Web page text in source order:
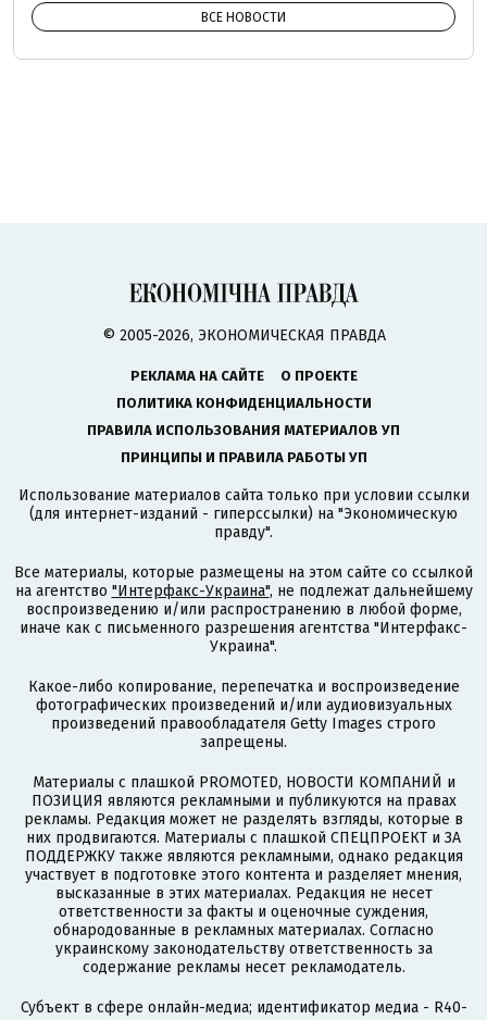
ВСЕ НОВОСТИ
© 2005-2026, ЭКОНОМИЧЕСКАЯ ПРАВДА
РЕКЛАМА НА САЙТЕ
О ПРОЕКТЕ
ПОЛИТИКА КОНФИДЕНЦИАЛЬНОСТИ
ПРАВИЛА ИСПОЛЬЗОВАНИЯ МАТЕРИАЛОВ УП
ПРИНЦИПЫ И ПРАВИЛА РАБОТЫ УП
Использование материалов сайта только при условии ссылки
(для интернет-изданий - гиперссылки) на "Экономическую
правду".
Все материалы, которые размещены на этом сайте со ссылкой
на агентство "Интерфакс-Украина", не подлежат дальнейшему
воспроизведению и/или распространению в любой форме,
иначе как с письменного разрешения агентства "Интерфакс-
Украина".
Какое-либо копирование, перепечатка и воспроизведение
фотографических произведений и/или аудиовизуальных
произведений правообладателя Getty Images строго
запрещены.
Материалы с плашкой PROMOTED, НОВОСТИ КОМПАНИЙ и
ПОЗИЦИЯ являются рекламными и публикуются на правах
рекламы. Редакция может не разделять взгляды, которые в
них продвигаются. Материалы с плашкой СПЕЦПРОЕКТ и ЗА
ПОДДЕРЖКУ также являются рекламными, однако редакция
участвует в подготовке этого контента и разделяет мнения,
высказанные в этих материалах. Редакция не несет
ответственности за факты и оценочные суждения,
обнародованные в рекламных материалах. Согласно
украинскому законодательству ответственность за
содержание рекламы несет рекламодатель.
Субъект в сфере онлайн-медиа; идентификатор медиа - R40-